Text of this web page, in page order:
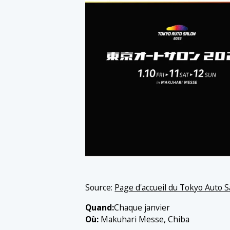
Source: Page d'accueil du Tokyo Auto
Quand:Chaque janvier
Où: Makuhari Messe, Chiba